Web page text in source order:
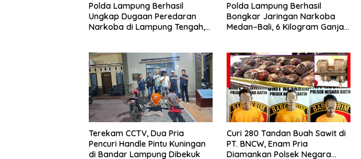
Polda Lampung Berhasil
Ungkap Dugaan Peredaran
Narkoba di Lampung Tengah,
Polda Lampung Berhasil
Bongkar Jaringan Narkoba
Medan–Bali, 6 Kilogram Ganja
Terekam CCTV, Dua Pria
Pencuri Handle Pintu Kuningan
di Bandar Lampung Dibekuk
Curi 280 Tandan Buah Sawit di
PT. BNCW, Enam Pria
Diamankan Polsek Negara